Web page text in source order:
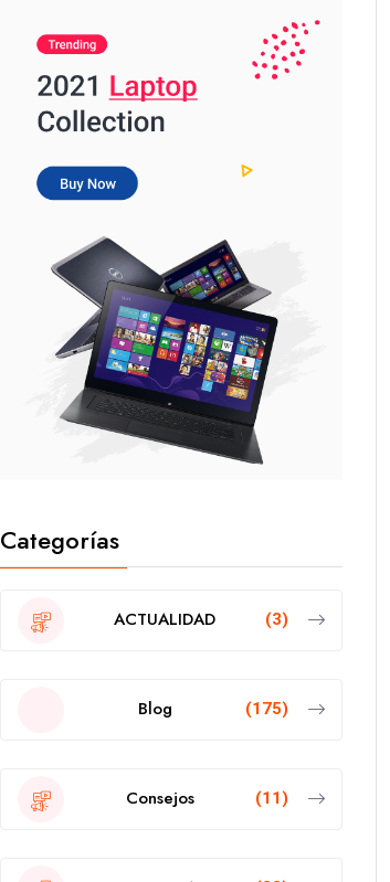
Categorías
ACTUALIDAD (3)
Blog (175)
Consejos (11)